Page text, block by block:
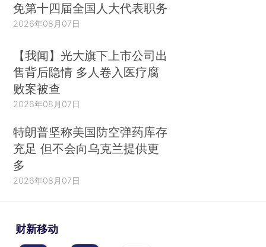
免第十四届全国人大代表职务
2026年08月07日
【我闻】光大旗下上市公司出
售背后隐情 多人卷入医疗腐
败案被查
2026年08月07日
特朗普坚称美国防空弹药库存
充足 但不会向乌克兰提供更
多
2026年08月07日
财新移动